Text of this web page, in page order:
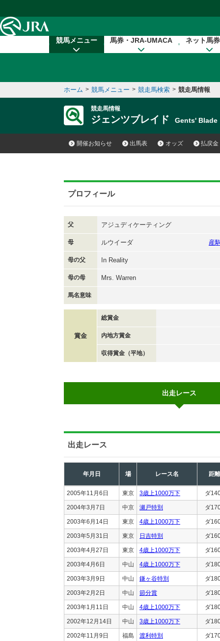
競馬メニュー 馬券・JRA-UMACA ネット馬
ホーム > 競馬メニュー > 競走馬検索 > 競走馬情報
競走馬情報
ジェンツブレイド Gents' Blade
開催お知らせ 出馬表 オッズ 払戻金
プロフィール
父 アジュディケーティング
母 ルウイーダ 産
母の父 In Reality
母の母 Mrs. Warren
馬名意味
賞金
総賞金
内地方賞金
収得賞金（平地）
出走レース
出走レース
年月日 場 レース名 距離
2005年11月6日 東京 3歳上1000万下 ダ
2004年3月7日 中京 瀬戸特別 ダ
2003年6月14日 東京 4歳上1000万下 ダ
2003年5月31日 東京 日吉特別 ダ
2003年4月27日 東京 4歳上1000万下 ダ
2003年4月6日 中山 4歳上1000万下 ダ
2003年3月9日 中山 鎌ヶ谷特別 ダ
2003年2月2日 中山 節分賞 ダ
2003年1月11日 中山 4歳上1000万下 ダ
2002年12月14日 中山 3歳上1000万下 ダ
2002年11月9日 福島 渡利特別 ダ